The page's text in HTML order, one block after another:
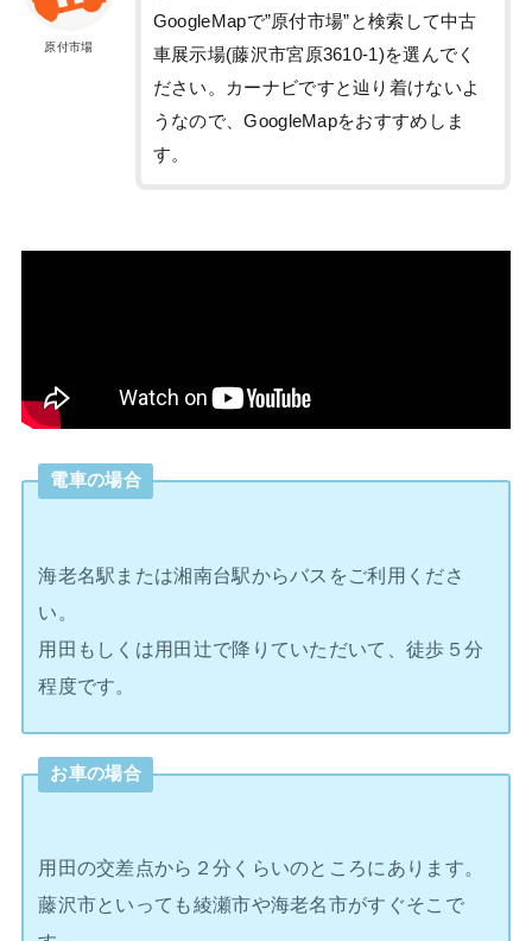
原付市場
GoogleMapで”原付市場”と検索して中古
車展示場(藤沢市宮原3610-1)を選んでく
ださい。カーナビですと辿り着けないよ
うなので、GoogleMapをおすすめしま
す。
電車の場合
海老名駅または湘南台駅からバスをご利用くださ
い。
用田もしくは用田辻で降りていただいて、徒歩５分
程度です。
お車の場合
用田の交差点から２分くらいのところにあります。
藤沢市といっても綾瀬市や海老名市がすぐそこで